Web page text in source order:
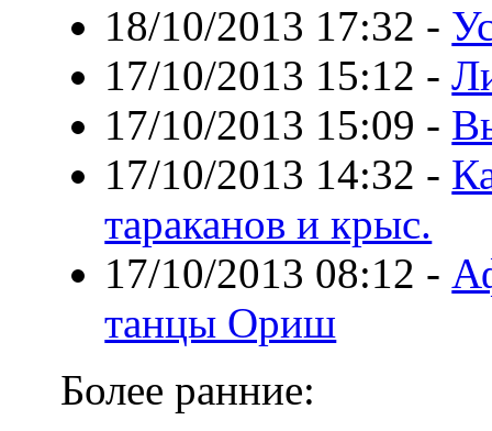
18/10/2013 17:32 -
17/10/2013 15:12 -
17/10/2013 15:09 -
17/10/2013 14:32 -
тараканов и крыс.
17/10/2013 08:12 -
танцы Ориш
Более ранние: